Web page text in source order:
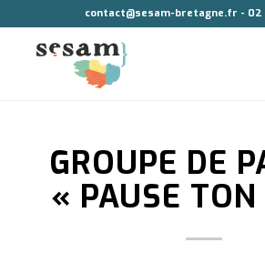
contact@sesam-bretagne.fr - 02
GROUPE DE
« PAUSE